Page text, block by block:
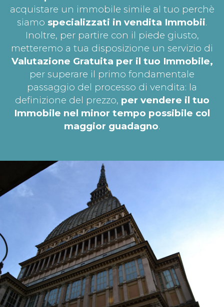
acquistare un immobile simile al tuo perchè
siamo specializzati in vendita Immobii.
Inoltre, per partire con il piede giusto,
metteremo a tua disposizione un servizio di
Valutazione Gratuita per il tuo Immobile,
per superare il primo fondamentale
passaggio del processo di vendita: la
definizione del prezzo, per vendere il tuo
Immobile nel minor tempo possibile col
maggior guadagno.